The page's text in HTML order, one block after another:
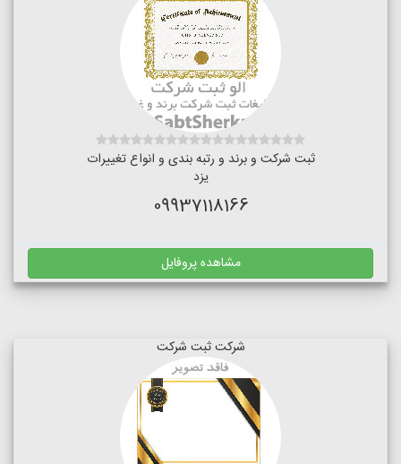
ثبت شرکت و برند و رتبه بندی و انواع تغییرات
یزد
09937118166
مشاهده پروفایل
شرکت ثبت شرکت